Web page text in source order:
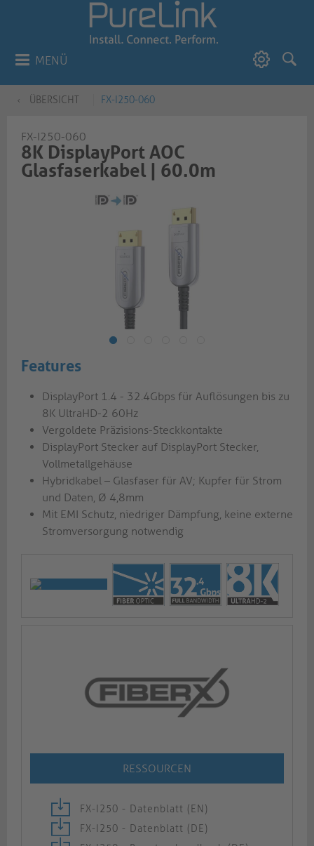
MENÜ
ÜBERSICHT FX-I250-060
FX-I250-060
8K DisplayPort AOC
Glasfaserkabel | 60.0m
Features
DisplayPort 1.4 - 32.4Gbps für Auflösungen bis zu
8K UltraHD-2 60Hz
Vergoldete Präzisions-Steckkontakte
DisplayPort Stecker auf DisplayPort Stecker,
Vollmetallgehäuse
Hybridkabel – Glasfaser für AV; Kupfer für Strom
und Daten, Ø 4,8mm
Mit EMI Schutz, niedriger Dämpfung, keine externe
Stromversorgung notwendig
RESSOURCEN
FX-I250 - Datenblatt (EN)
FX-I250 - Datenblatt (DE)